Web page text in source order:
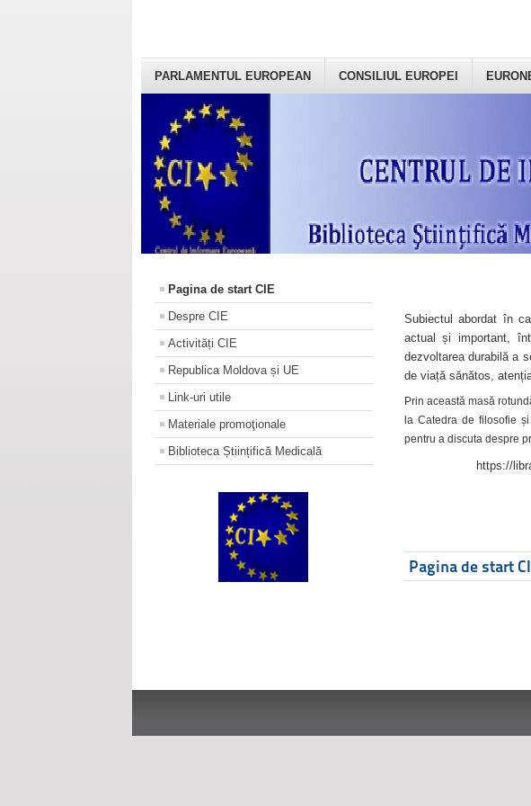
PARLAMENTUL EUROPEAN CONSILIUL EUROPEI
Pagina de start CIE
Despre CIE
Activități CIE
Republica Moldova și UE
Link-uri utile
Materiale promoţionale
Biblioteca Științifică Medicală
Subiectul abordat în
actual și important,
dezvoltarea durabilă a
de viață sănătos,
Prin această masă
la Catedra de filosofie
pentru a discuta despre
https://
Pagina de start